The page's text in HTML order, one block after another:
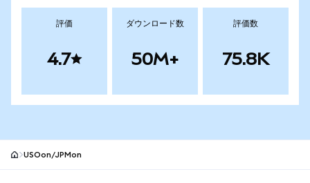
評価
4.7
ダウンロード数
50M+
評価数
75.8K
USOon/JPMon